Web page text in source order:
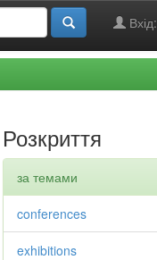
Вхід:
Розкриття
за темами
conferences
exhibitions